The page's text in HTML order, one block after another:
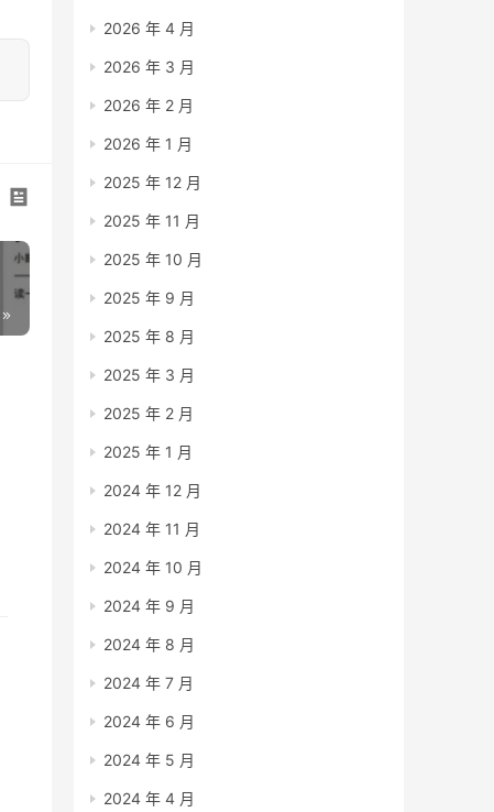
2026 年 4 月
2026 年 3 月
2026 年 2 月
2026 年 1 月
2025 年 12 月
2025 年 11 月
2025 年 10 月
2025 年 9 月
2025 年 8 月
2025 年 3 月
2025 年 2 月
2025 年 1 月
2024 年 12 月
2024 年 11 月
2024 年 10 月
2024 年 9 月
2024 年 8 月
2024 年 7 月
2024 年 6 月
2024 年 5 月
2024 年 4 月